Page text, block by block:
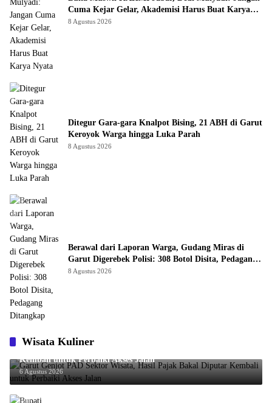
Cuma Kejar Gelar, Akademisi Harus Buat Karya
Nyata
8 Agustus 2026
Ditegur Gara-gara Knalpot Bising, 21 ABH di Garut
Keroyok Warga hingga Luka Parah
8 Agustus 2026
Berawal dari Laporan Warga, Gudang Miras di
Garut Digerebek Polisi: 308 Botol Disita, Pedagang
Ditangkap
8 Agustus 2026
Wisata Kuliner
Garut Genjot PAD Sektor Wisata, Hasil Pajak Bakal Diputar
Kembali untuk Perbaiki Akses Jalan
6 Agustus 2026